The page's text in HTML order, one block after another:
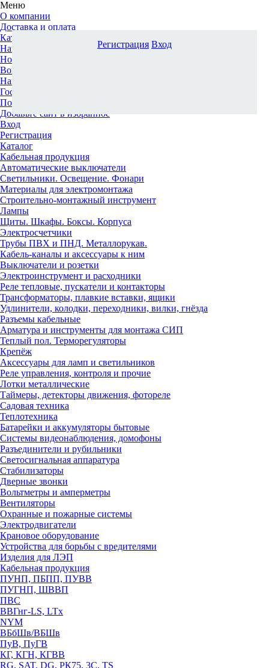
Меню
О компании
Доставка и оплата
Каталог
Наши офисы
Новости и новинки
Вопрос-ответ
Наша команда
Гос. заказчикам
Поставщикам
Добавьте сайт в избранное
Вход
Регистрация
Каталог
Кабельная продукция
Автоматические выключатели
Светильники. Освещение. Фонари
Материалы для электромонтажа
Строительно-монтажный инструмент
Лампы
Щиты. Шкафы. Боксы. Корпуса
Электросчетчики
Трубы ПВХ и ПНД. Металлорукав.
Кабель-каналы и аксессуары к ним
Выключатели и розетки
Электроинструмент и расходники
Реле тепловые, пускатели и контакторы
Трансформаторы, плавкие вставки, ящики
Удлинители, колодки, переходники, вилки, гнёзда
Разъемы кабельные
Арматура и инструменты для монтажа СИП
Теплый пол. Терморегуляторы
Крепёж
Аксессуары для ламп и светильников
Реле управления, контроля и прочие
Лотки металлические
Таймеры, детекторы движения, фотореле
Садовая техника
Теплотехника
Батарейки и аккумуляторы бытовые
Системы видеонаблюдения, домофоны
Разъединители и рубильники
Светосигнальная аппаратура
Стабилизаторы
Дверные звонки
Вольтметры и амперметры
Вентиляторы
Охранные и пожарные системы
Электродвигатели
Крановое оборудование
Устройства для борьбы с вредителями
Изделия для ЛЭП
Кабельная продукция
ПУНП, ПБПП, ПУВВ
ПУГНП, ШВВП
ПВС
ВВГнг-LS, LTx
NYM
ВБбШв/ВБШв
ПуВ, ПуГВ
КГ, КГН, КГВВ
RG, SAT, DG, РК75, 3С, TS
Регистрация Вход